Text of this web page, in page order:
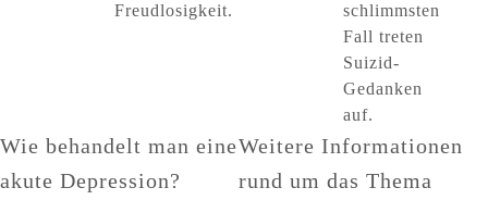
Freudlosigkeit.
schlimmsten
Fall treten
Suizid-
Gedanken
auf.
Wie behandelt man eine
akute Depression?
Weitere Informationen
rund um das Thema